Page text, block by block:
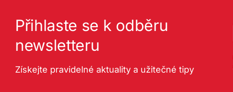
Přihlaste se k odběru
newsletteru
Získejte pravidelné aktuality a užitečné tipy